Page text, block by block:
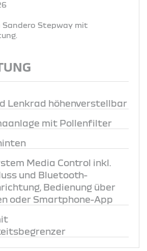
Sandero Stepway mit
Lenkrad höhenverstellbar
mit Pollenfilter
Media Control inkl.
und Bluetooth-
Bedienung über
oder Smartphone-App